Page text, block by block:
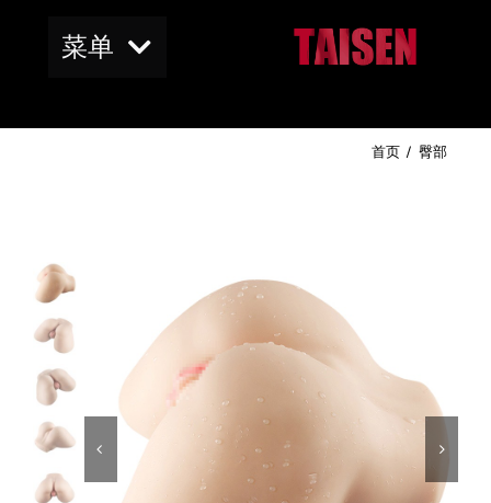
菜单
RealCast肌理
BUMBUM美臀
Blog
首页 臀部
 